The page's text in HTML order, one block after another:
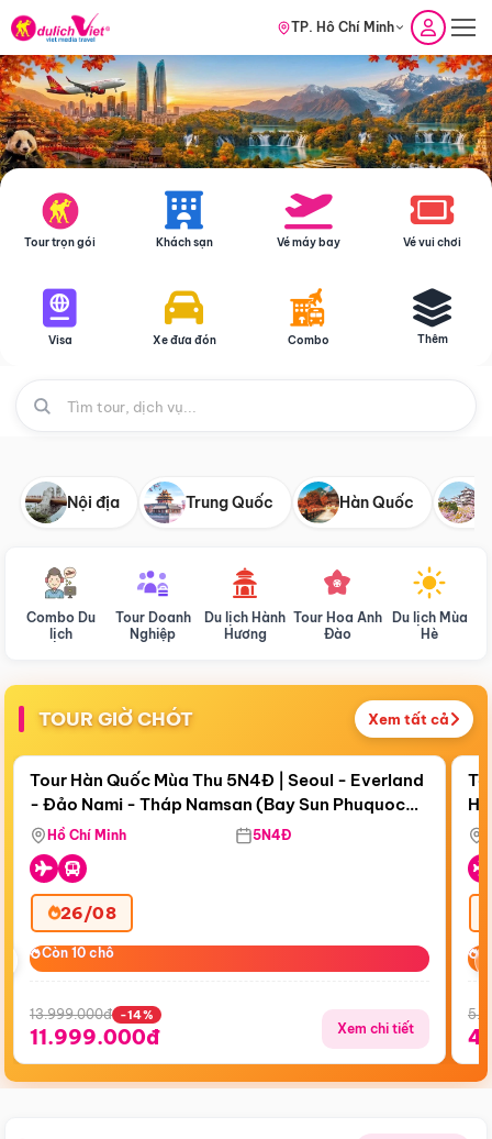
TP. Hồ Chí Minh
Tour trọn gói Khách sạn Vé máy bay Vé vui chơi
Visa Xe đưa đón Combo Thêm
Nội địa Trung Quốc Hàn Quốc
Combo Du
lịch
Tour Doanh
Nghiệp
Du lịch Hành
Hương
Tour Hoa Anh
Đào
Du lịch Mùa
Hè
TOUR GIỜ CHÓT Xem tất cả
Còn18 ngày 00:35:19
Bay Sun Phuquoc Airways
Điểm nổi bật
Tour Hàn Quốc Mùa Thu 5N4Đ | Seoul - Everland
- Đảo Nami - Tháp Namsan (Bay Sun Phuquoc
Airways)
Hồ Chí Minh 5N4Đ
26/08
Còn 10 chỗ
Còn 10 chỗ
13.999.000đ -14%
11.999.000đ Xem chi tiết